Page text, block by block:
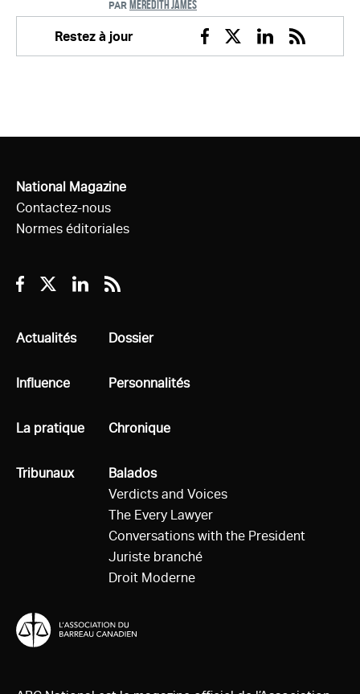
PAR MEREDITH JAMES
Restez à jour
Facebook
TwitterLinkedin
RSS
National Magazine
Contactez-nous
Normes éditoriales
Facebook
TwitterLinkedin
RSS
Tous
Actualités
Tous
Influence
Tous
La pratique
Tous
Tribunaux
Tous
Dossier
Tous
Personnalités
Tous
Chronique
Tous
Balados
Verdicts and Voices
The Every Lawyer
Conversations with the President
Juriste branché
Droit Moderne